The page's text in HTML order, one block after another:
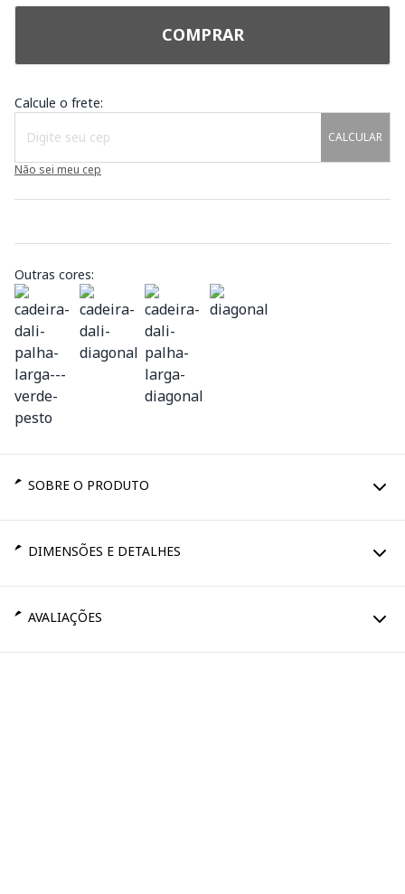
COMPRAR
Calcule o frete:
CALCULAR
Não sei meu cep
Outras cores:
SOBRE O PRODUTO
DIMENSÕES E DETALHES
AVALIAÇÕES